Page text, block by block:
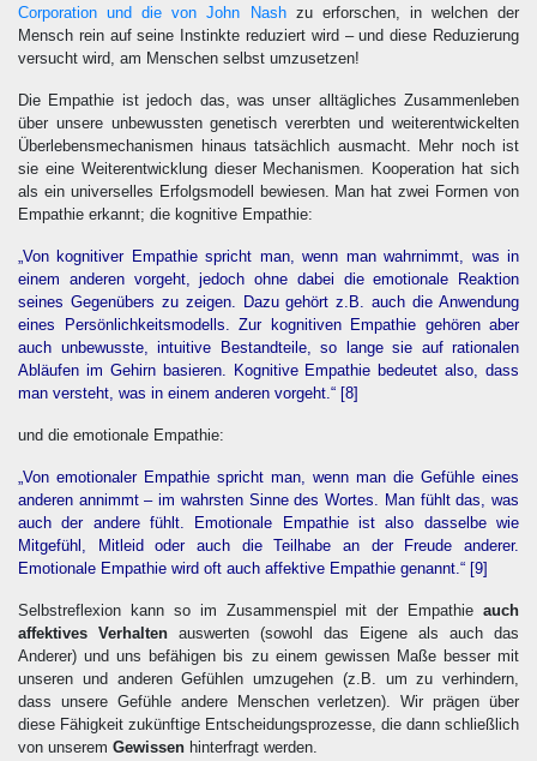
Corporation und die von John Nashzu erforschen, in welchen der
Mensch rein auf seine Instinkte reduziert wird – und diese Reduzierung
versucht wird, am Menschen selbst umzusetzen!
Die Empathie ist jedoch das, was unser alltägliches Zusammenleben
über unsere unbewussten genetisch vererbten und weiterentwickelten
Überlebensmechanismen hinaus tatsächlich ausmacht. Mehr noch ist
sie eine Weiterentwicklung dieser Mechanismen. Kooperation hat sich
als ein universelles Erfolgsmodell bewiesen. Man hat zwei Formen von
Empathie erkannt; die kognitive Empathie:
„Von kognitiver Empathie spricht man, wenn man wahrnimmt, was in
einem anderen vorgeht, jedoch ohne dabei die emotionale Reaktion
seines Gegenübers zu zeigen. Dazu gehört z.B. auch die Anwendung
eines Persönlichkeitsmodells. Zur kognitiven Empathie gehören aber
auch unbewusste, intuitive Bestandteile, so lange sie auf rationalen
Abläufen im Gehirn basieren. Kognitive Empathie bedeutet also, dass
man versteht, was in einem anderen vorgeht.“ [8]
und die emotionale Empathie:
„Von emotionaler Empathie spricht man, wenn man die Gefühle eines
anderen annimmt – im wahrsten Sinne des Wortes. Man fühlt das, was
auch der andere fühlt. Emotionale Empathie ist also dasselbe wie
Mitgefühl, Mitleid oder auch die Teilhabe an der Freude anderer.
Emotionale Empathie wird oft auch affektive Empathie genannt.“ [9]
Selbstreflexion kann so im Zusammenspiel mit der Empathie auch
affektives Verhalten auswerten (sowohl das Eigene als auch das
Anderer) und uns befähigen bis zu einem gewissen Maße besser mit
unseren und anderen Gefühlen umzugehen (z.B. um zu verhindern,
dass unsere Gefühle andere Menschen verletzen). Wir prägen über
diese Fähigkeit zukünftige Entscheidungsprozesse, die dann schließlich
von unserem Gewissen hinterfragt werden.